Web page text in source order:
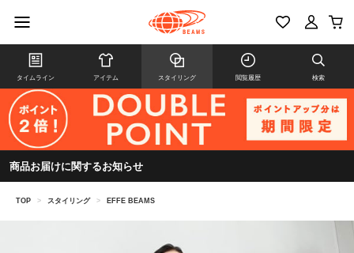
タイムライン アイテム スタイリング 閲覧履歴 検索
商品お届けに関するお知らせ
TOP > スタイリング > EFFE BEAMS